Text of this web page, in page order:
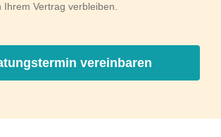
Ihrem Vertrag verbleiben.
vereinbaren